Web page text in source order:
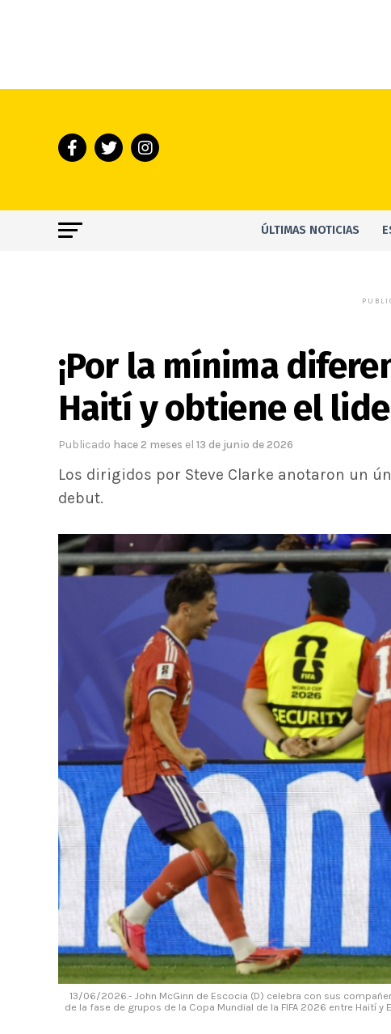
ÚLTIMAS NOTICIAS
¡Por la mínima
Haití y obtiene el
Publicado hace 2 meses el 13 de junio de 2026
Los dirigidos por Steve Clarke anotaron un
debut.
13/06/2026.- John McGinn de Escocia (D) celebra con sus
de la fase de grupos de la Copa Mundial de la FIFA 2026 entre Haití y